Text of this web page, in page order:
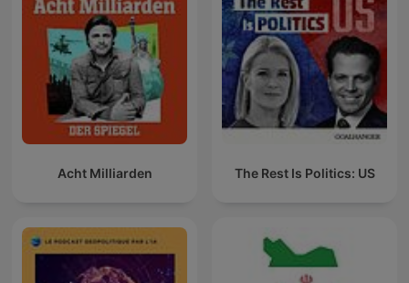
Acht Milliarden The Rest Is Politics: US